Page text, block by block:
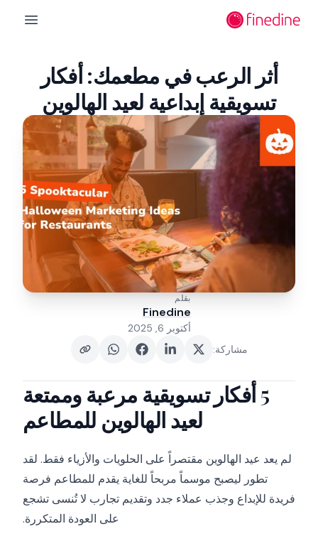
menu
أثر الرعب في مطعمك: أفكار
تسويقية إبداعية لعيد الهالوين
بقلم
Finedine
أكتوبر 6, 2025
مشاركة:
5 أفكار تسويقية مرعبة وممتعة
لعيد الهالوين للمطاعم
لم يعد عيد الهالوين مقتصراً على الحلويات والأزياء فقط. لقد
تطور ليصبح موسماً مربحاً للغاية يقدم للمطاعم فرصة
فريدة للإبداع وجذب عملاء جدد وتقديم تجارب لا تُنسى تشجع
على العودة المتكررة.